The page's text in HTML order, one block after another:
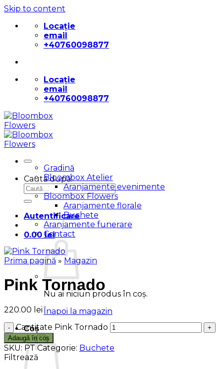
Skip to content
Locație
email
+40760098877
Locație
email
+40760098877
Caută după:
Autentificare
0.00lei
Nu ai niciun produs în coș.
Înapoi la magazin
Coș
Gradină
Bloombox Atelier
Aranjamente evenimente
Bloombox Flowers
Aranjamente florale
Buchete
Aranjamente funerare
Contact
Prima pagină » Magazin
Pink Tornado
220.00 lei
Cantitate Pink Tornado
Adaugă în coș
SKU: PT Categorie: Buchete
Filtrează